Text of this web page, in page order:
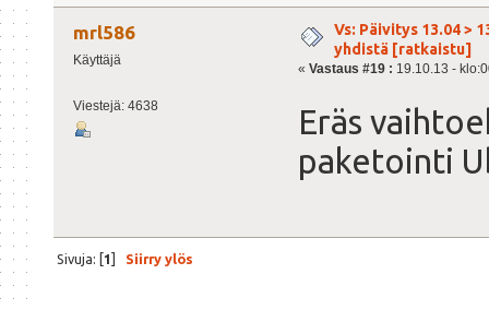
mrl586
Käyttäjä
Viestejä: 4638
Vs: Päivitys 13.04 >
yhdistä [ratkaistu]
« Vastaus #19 : 19.10.13 -
Eräs
paketointi
Sivuja: [1] Siirry ylös